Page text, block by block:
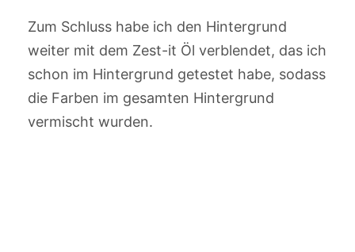
Zum Schluss habe ich den Hintergrund
weiter mit dem Zest-it Öl verblendet, das ich
schon im Hintergrund getestet habe, sodass
die Farben im gesamten Hintergrund
vermischt wurden.